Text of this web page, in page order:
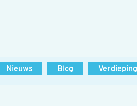
Nieuws Blog Verdieping